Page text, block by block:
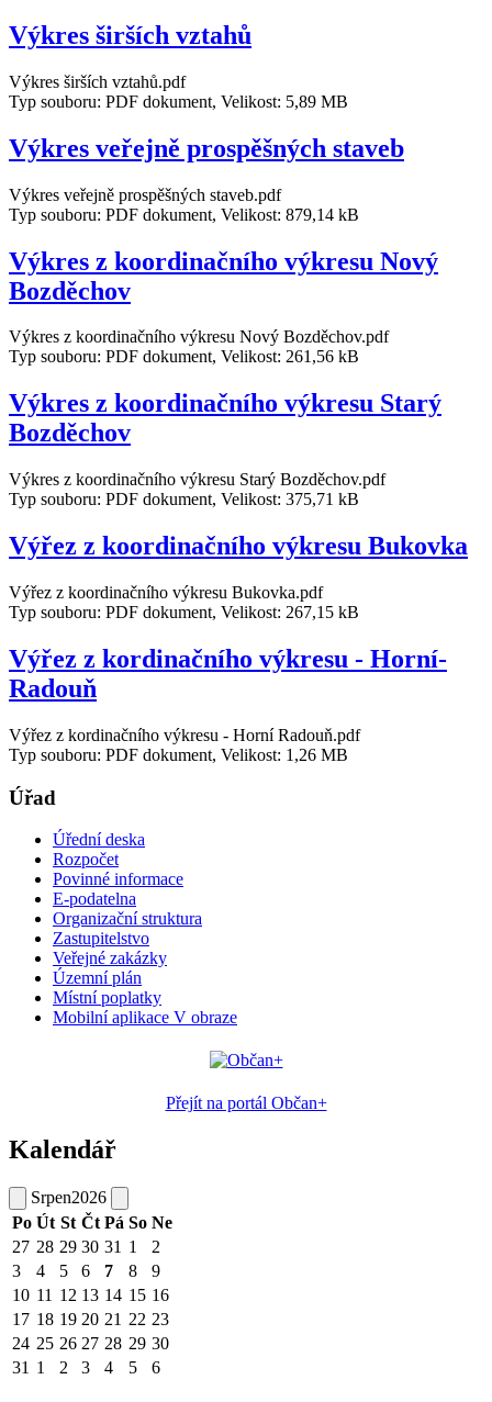
Výkres širší­ch vztahů
Výkres širší­ch vztahů.pdf
Typ souboru: PDF dokument, Velikost: 5,89 MB
Výkres veřejně prospěšných staveb
Výkres veřejně prospěšných staveb.pdf
Typ souboru: PDF dokument, Velikost: 879,14 kB
Výkres z koordinační­ho výkresu Nový
Bozděchov
Výkres z koordinační­ho výkresu Nový Bozděchov.pdf
Typ souboru: PDF dokument, Velikost: 261,56 kB
Výkres z koordinační­ho výkresu Starý
Bozděchov
Výkres z koordinační­ho výkresu Starý Bozděchov.pdf
Typ souboru: PDF dokument, Velikost: 375,71 kB
Výřez z koordinační­ho výkresu Bukovka
Výřez z koordinační­ho výkresu Bukovka.pdf
Typ souboru: PDF dokument, Velikost: 267,15 kB
Výřez z kordinační­ho výkresu - Horní­
Radouň
Výřez z kordinační­ho výkresu - Horní­ Radouň.pdf
Typ souboru: PDF dokument, Velikost: 1,26 MB
Úřad
Úřední deska
Rozpočet
Povinné informace
E-podatelna
Organizační struktura
Zastupitelstvo
Veřejné zakázky
Územní plán
Místní poplatky
Mobilní aplikace V obraze
Přejít na portál Občan+
Kalendář
Srpen2026
Po Út St Čt Pá So Ne
27 28 29 30 31 1
2
3
4 5 6 7 8
9
10 11 12 13 14 15 16
17 18 19 20 21 22 23
24 25 26 27 28 29 30
31 1 2 3 4 5 6